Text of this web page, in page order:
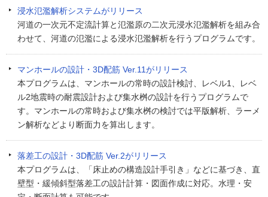
浸水氾濫解析システムがリリース
河道の一次元不定流計算と氾濫原の二次元浸水氾濫解析を組み合
わせて、河道の氾濫による浸水氾濫解析を行うプログラムです。
マンホールの設計・3D配筋 Ver.11がリリース
本プログラムは、マンホールの常時の設計検討、レベル1、レベ
ル2地震時の耐震設計および集水桝の設計を行うプログラムで
す。マンホールの常時および集水桝の検討では平版解析、ラーメ
ン解析などより断面力を算出します。
落差工の設計・3D配筋 Ver.2がリリース
本プログラムは、「床止めの構造設計手引き」などに基づき、直
壁型・緩傾斜型落差工の設計計算・図面作成に対応。水理・安